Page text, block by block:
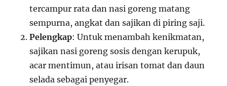
tercampur rata dan nasi goreng matang
sempurna, angkat dan sajikan di piring saji.
Pelengkap: Untuk menambah kenikmatan,
sajikan nasi goreng sosis dengan kerupuk,
acar mentimun, atau irisan tomat dan daun
selada sebagai penyegar.